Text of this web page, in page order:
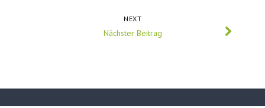
NEXT
Nächster Beitrag